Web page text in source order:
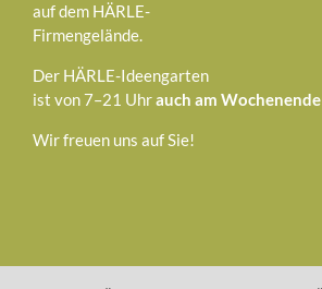
auf dem HÄRLE-
Firmengelände.
Der HÄRLE-Ideengarten
ist von 7–21 Uhrauch am Wochenende
Wir freuen uns auf Sie!